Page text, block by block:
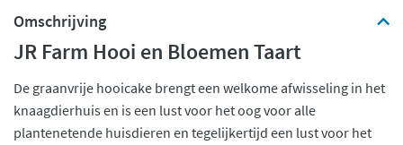
Omschrijving
JR Farm Hooi en Bloemen Taart
De graanvrije hooicake brengt een welkome afwisseling in het
knaagdierhuis en is een lust voor het oog voor alle
plantenetende huisdieren en tegelijkertijd een lust voor het